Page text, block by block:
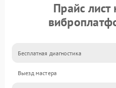
Прайс
Бесплатная диагностика
Выезд мастера